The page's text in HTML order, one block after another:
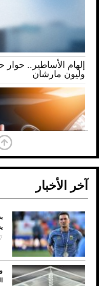
إلهام الأساطير..
وليون مارشان
ضعف تبريد مكيف
الأسباب والحلول
آخر الأخبار